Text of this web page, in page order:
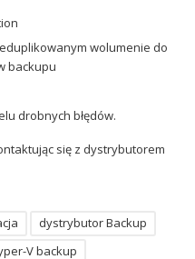
wolumenie do
backupu
drobnych błędów.
się z dystrybutorem
dystrybutor Backup
V backup